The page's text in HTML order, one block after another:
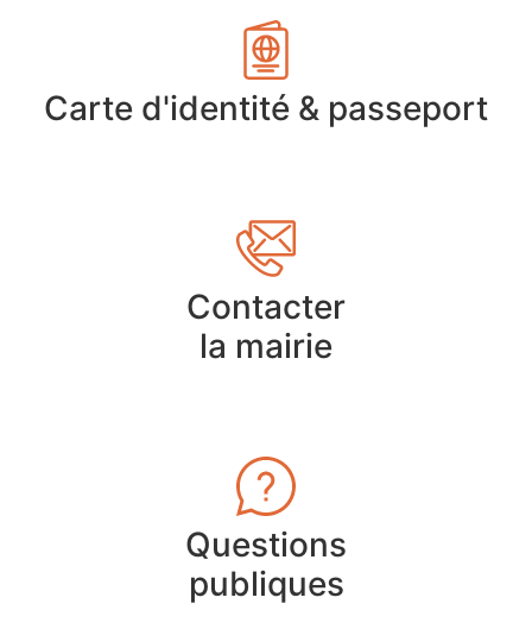
Carte d'identité & passeport
Contacter
la mairie
Questions
publiques